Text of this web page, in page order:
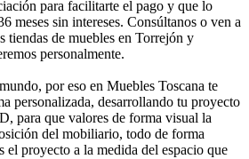
para facilitarte el pago y que lo
meses sin intereses. Consúltanos o ven a
tiendas de muebles en Torrejón y
personalmente.
por eso en Muebles Toscana te
personalizada, desarrollando tu proyecto
para que valores de forma visual la
del mobiliario, todo de forma
el proyecto a la medida del espacio que